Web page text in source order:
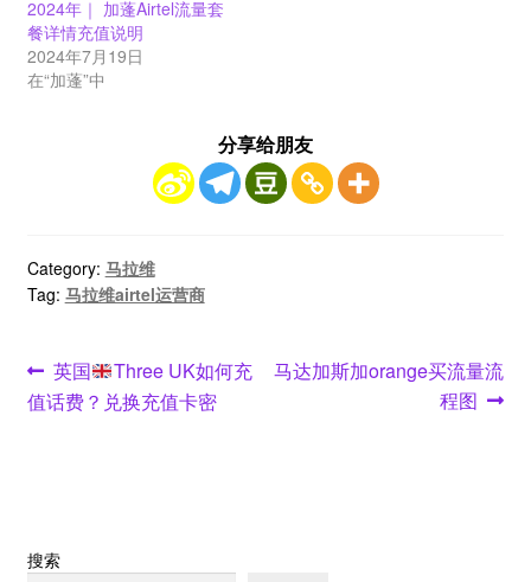
2024年｜ 加蓬Airtel流量套
餐详情充值说明
2024年7月19日
在“加蓬”中
分享给朋友
Category: 马拉维
Tag: 马拉维airtel运营商
文
章
Previous
post:
英国
Three UK如何充
值话费？兑换充值卡密
Next
马达加斯加orange买流量流
程图
搜索